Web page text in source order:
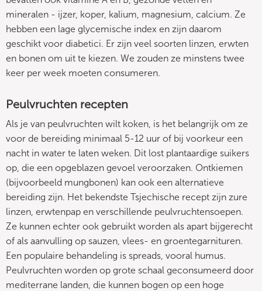
mineralen - ijzer, koper, kalium, magnesium, calcium. Ze
hebben een lage glycemische index en zijn daarom
geschikt voor diabetici. Er zijn veel soorten linzen, erwten
en bonen om uit te kiezen. We zouden ze minstens twee
keer per week moeten consumeren.
Peulvruchten recepten
Als je van peulvruchten wilt koken, is het belangrijk om ze
voor de bereiding minimaal 5-12 uur of bij voorkeur een
nacht in water te laten weken. Dit lost plantaardige suikers
op, die een opgeblazen gevoel veroorzaken. Ontkiemen
(bijvoorbeeld mungbonen) kan ook een alternatieve
bereiding zijn. Het bekendste Tsjechische recept zijn zure
linzen, erwtenpap en verschillende peulvruchtensoepen.
Ze kunnen echter ook gebruikt worden als apart bijgerecht
of als aanvulling op sauzen, vlees- en groentegarnituren.
Een populaire behandeling is spreads, vooral humus.
Peulvruchten worden op grote schaal geconsumeerd door
mediterrane landen, die kunnen bogen op een hoge